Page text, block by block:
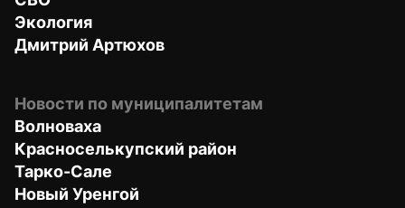
Экология
Дмитрий Артюхов
Новости по муниципалитетам
Волноваха
Красноселькупский район
Тарко-Сале
Новый Уренгой